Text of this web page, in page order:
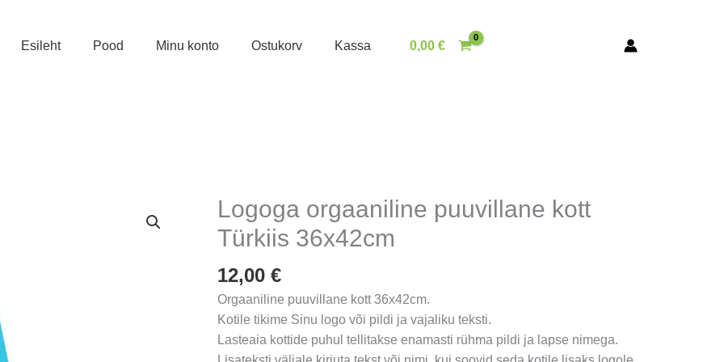
Esileht Pood Minu konto Ostukorv Kassa 0,00€
Logoga orgaaniline puuvillane kott
Türkiis 36x42cm
12,00€
Orgaaniline puuvillane kott 36x42cm.
Kotile tikime Sinu logo või pildi ja vajaliku teksti.
Lasteaia kottide puhul tellitakse enamasti rühma pildi ja lapse nimega.